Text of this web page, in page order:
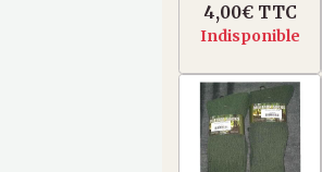
4,00€ TTC
Indisponible